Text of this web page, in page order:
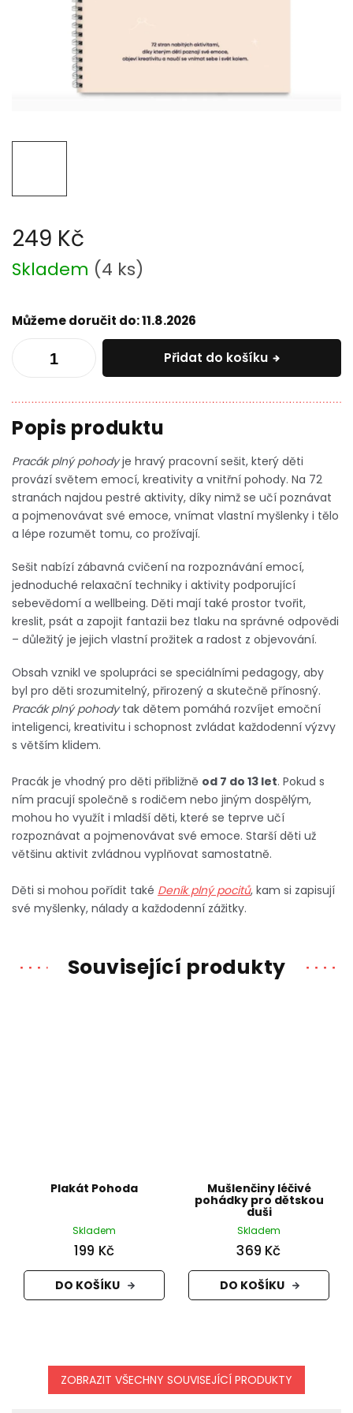
249 Kč
Měrná
cena:
Skladem (4 ks)
Můžeme doručit do:11.8.2026
Přidat do košíku
Pracák plný pohodyje hravý pracovní sešit, který děti
provází světem emocí, kreativity a vnitřní pohody. Na 72
stranách najdou pestré aktivity, díky nimž se učí poznávat
a pojmenovávat své emoce, vnímat vlastní myšlenky i tělo
a lépe rozumět tomu, co prožívají.
Sešit nabízí zábavná cvičení na rozpoznávání emocí,
jednoduché relaxační techniky i aktivity podporující
sebevědomí a wellbeing. Děti mají také prostor tvořit,
kreslit, psát a zapojit fantazii bez tlaku na správné odpovědi
– důležitý je jejich vlastní prožitek a radost z objevování.
Obsah vznikl ve spolupráci se speciálními pedagogy, aby
byl pro děti srozumitelný, přirozený a skutečně přínosný.
Pracák plný pohodytak dětem pomáhá rozvíjet emoční
inteligenci, kreativitu i schopnost zvládat každodenní výzvy
s větším klidem.
Pracák je vhodný pro děti přibližně od 7 do 13 let. Pokud s
ním pracují společně s rodičem nebo jiným dospělým,
mohou ho využít i mladší děti, které se teprve učí
rozpoznávat a pojmenovávat své emoce. Starší děti už
většinu aktivit zvládnou vyplňovat samostatně.
Děti si mohou pořídit také Deník plný pocitů, kam si zapisují
své myšlenky, nálady a každodenní zážitky.
Související produkty
Plakát Pohoda
Skladem
199 Kč
DO KOŠÍKU
Mušlenčiny léčivé
pohádky pro dětskou
duši
Skladem
369 Kč
DO KOŠÍKU
ZOBRAZIT VŠECHNY SOUVISEJÍCÍ PRODUKTY